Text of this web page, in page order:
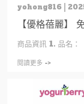
【優格蓓麗】
yohong816 |
商品資訊 1. 品名：
閱讀更多 ->